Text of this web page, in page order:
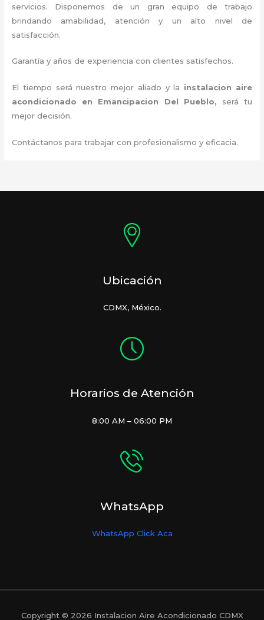
servicios. Disponemos de un gran equipo de trabajo
brindando amabilidad, atención y un alto nivel de
satisfacción.
Garantía y años de experiencia con clientes satisfechos.
El tiempo será nuestro mejor aliado y la instalacion aire
acondicionado en Emancipacion Del Pueblo, será tu
mejor decisión.
Contáctanos para trabajar con profesionalismo y eficacia.
Ubicación
CDMX, México.
Horarios de Atención
8:00 AM – 06:00 PM
WhatsApp
WhatsApp Click Aca
Copyright © 2026 Instalacion Aire Acondicionado CDMX